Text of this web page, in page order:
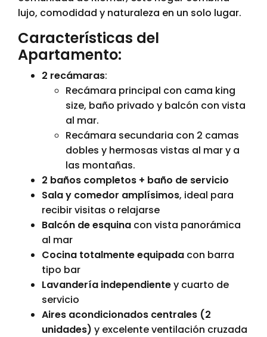
lujo, comodidad y naturaleza en un solo lugar.
Características del
Apartamento:
2 recámaras:
Recámara principal con cama king
size, baño privado y balcón con vista
al mar.
Recámara secundaria con 2 camas
dobles y hermosas vistas al mar y a
las montañas.
2 baños completos + baño de servicio
Sala y comedor amplísimos, ideal para
recibir visitas o relajarse
Balcón de esquina con vista panorámica
al mar
Cocina totalmente equipada con barra
tipo bar
Lavandería independientey cuarto de
servicio
Aires acondicionados centrales (2
unidades) y excelente ventilación cruzada